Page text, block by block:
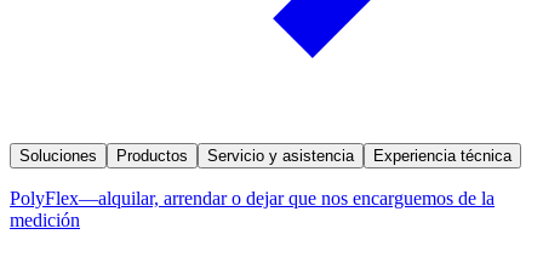
Soluciones Productos Servicio y asistencia Experiencia técnica
PolyFlex—alquilar, arrendar o dejar que nos encarguemos de la
medición